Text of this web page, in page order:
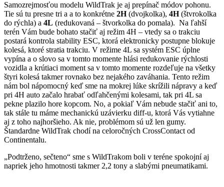
Samozrejmosťou modelu WildTrak je aj prepínač módov pohonu.
Tie sú tu presne tri a a to konkrétne 2H(dvojkolka), 4H(štvrokolka
do rýchla) a 4L (redukovaná – štvorkolka do pomala). Na ľahší
terén Vám bude bohato stačiť aj režim 4H – vtedy sa o trakciu
postará kontrola stability ESC, ktorá elektronicky postupne blokuje
kolesá, ktoré stratia trakciu. V režime 4L sa systém ESC úplne
vypína a o slovo sa v tomto momente hlási redukovanie rýchlosti
vozidla a krútiaci moment sa v tomto momente rozdeľuje na všetky
štyri kolesá takmer rovnako bez nejakého zaváhania. Tento režim
nám bol nápomocný keď sme na mokrej lúke skrížili nápravy a keď
pri 4H auto začalo hrabať odľahčenými kolesami, tak pri 4L sa
pekne plazilo hore kopcom. No, a pokiaľ Vám nebude stačiť ani to,
tak stále tu máme mechanickú uzávierku diff-u, ktorá Vás vytiahne
aj z toho najhoršieho. Ak nie, problémom sú už len gumy.
Štandardne WildTrak chodí na celoročných CrossContact od
Continentalu.
„Podtrženo, sečteno“ sme s WildTrakom boli v teréne spokojní aj
napriek jeho hmotnosti takmer 2,2 tony a slabými pneumatikami.